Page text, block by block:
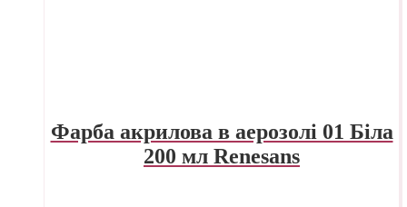
Фарба акрилова в аерозолі 01 Біла
200 мл Renesans